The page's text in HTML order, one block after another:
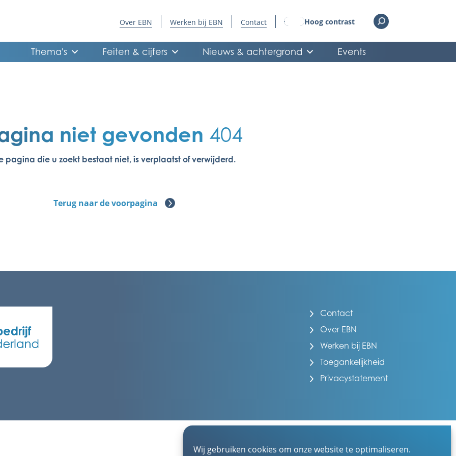
Wij gebruiken cookies om onze website te optimaliseren.
Over EBN Werken bij EBN Contact Hoog contrast
Thema's Feiten & cijfers Nieuws & achtergrond Events
niet gevonden 404
pagina die u zoekt bestaat niet, is verplaatst of verwijderd.
Terug naar de voorpagina
Contact
Over EBN
Werken bij EBN
Toegankelijkheid
Privacystatement